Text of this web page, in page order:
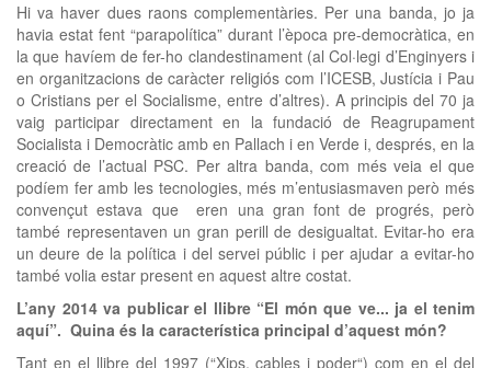
Hi va haver dues raons complementàries. Per una banda, jo ja
havia estat fent “parapolítica” durant l’època pre-democràtica, en
la que havíem de fer-ho clandestinament (al Col·legi d’Enginyers i
en organitzacions de caràcter religiós com l’ICESB, Justícia i Pau
o Cristians per el Socialisme, entre d’altres). A principis del 70 ja
vaig participar directament en la fundació de Reagrupament
Socialista i Democràtic amb en Pallach i en Verde i, després, en la
creació de l’actual PSC. Per altra banda, com més veia el que
podíem fer amb les tecnologies, més m’entusiasmaven però més
convençut estava que eren una gran font de progrés, però
també representaven un gran perill de desigualtat. Evitar-ho era
un deure de la política i del servei públic i per ajudar a evitar-ho
també volia estar present en aquest altre costat.
L’any 2014 va publicar el llibre “El món que ve... ja el tenim
aquí”. Quina és la característica principal d’aquest món?
Tant en el llibre del 1997 (“Xips, cables i poder“) com en el del